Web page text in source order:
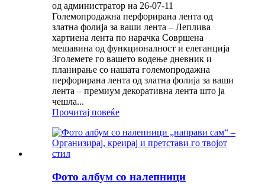
од администратор на 26-07-11
Големопродажна перфорирана лента од
златна фолија за ваши лента – Леплива
хартиена лента по нарачка Совршена
мешавина од функционалност и елеганција
Зголемете го вашето водење дневник и
планирање со нашата големопродажна
перфорирана лента од златна фолија за ваши
лента – премиум декоративна лента што ја
чешла...
Прочитај повеќе
Фото албум со налепници